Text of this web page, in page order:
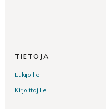
TIETOJA
Lukijoille
Kirjoittajille